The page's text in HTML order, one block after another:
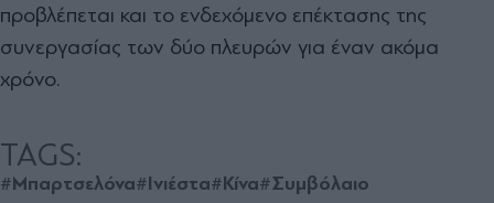
προβλέπεται και το ενδεχόμενο επέκτασης της
συνεργασίας των δύο πλευρών για έναν ακόμα
χρόνο.
TAGS:
#Μπαρτσελόνα#Ινιέστα#Κίνα#Συμβόλαιο